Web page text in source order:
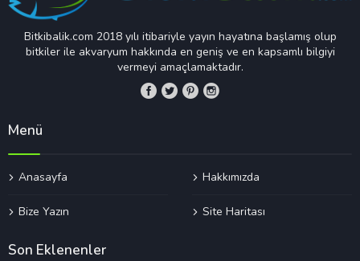
Bitkibalik.com 2018 yılı itibariyle yayın hayatına başlamış olup
bitkiler ile akvaryum hakkında en geniş ve en kapsamlı bilgiyi
vermeyi amaçlamaktadır.
Menü
Anasayfa Hakkımızda
Bize Yazın Site Haritası
Son Eklenenler